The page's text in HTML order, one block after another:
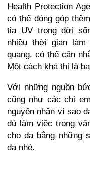
Health Protection
có thể đóng góp
tia UV trong đời
nhiều thời gian
quang, có thể cân
Một cách khả thi là
Với những nguồn
cũng như các chị
nguyên nhân vì sao
dù làm việc trong
cho da bằng những
da nhé.